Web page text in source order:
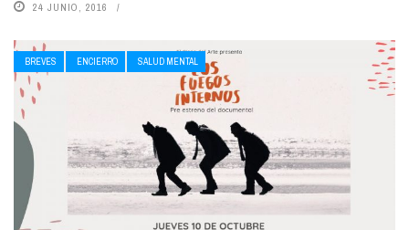
24 JUNIO, 2016
BREVES ENCIERRO SALUD MENTAL